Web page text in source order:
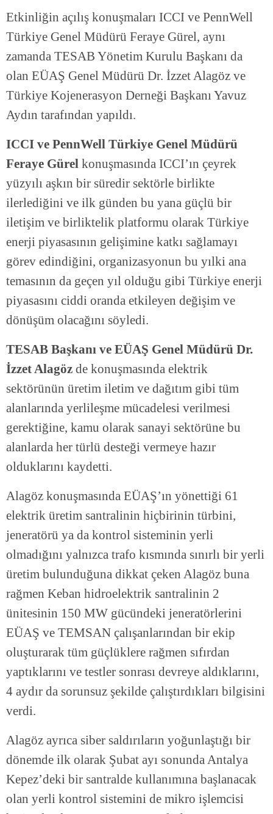
Etkinliğin açılış konuşmaları ICCI ve PennWell
Türkiye Genel Müdürü Feraye Gürel, aynı
zamanda TESAB Yönetim Kurulu Başkanı da
olan EÜAŞ Genel Müdürü Dr. İzzet Alagöz ve
Türkiye Kojenerasyon Derneği Başkanı Yavuz
Aydın tarafından yapıldı.
ICCI ve PennWell Türkiye Genel Müdürü
Feraye Gürel konuşmasında ICCI’ın çeyrek
yüzyılı aşkın bir süredir sektörle birlikte
ilerlediğini ve ilk günden bu yana güçlü bir
iletişim ve birliktelik platformu olarak Türkiye
enerji piyasasının gelişimine katkı sağlamayı
görev edindiğini, organizasyonun bu yılki ana
temasının da geçen yıl olduğu gibi Türkiye enerji
piyasasını ciddi oranda etkileyen değişim ve
dönüşüm olacağını söyledi.
TESAB Başkanı ve EÜAŞ Genel Müdürü Dr.
İzzet Alagöz de konuşmasında elektrik
sektörünün üretim iletim ve dağıtım gibi tüm
alanlarında yerlileşme mücadelesi verilmesi
gerektiğine, kamu olarak sanayi sektörüne bu
alanlarda her türlü desteği vermeye hazır
olduklarını kaydetti.
Alagöz konuşmasında EÜAŞ’ın yönettiği 61
elektrik üretim santralinin hiçbirinin türbini,
jeneratörü ya da kontrol sisteminin yerli
olmadığını yalnızca trafo kısmında sınırlı bir yerli
üretim bulunduğuna dikkat çeken Alagöz buna
rağmen Keban hidroelektrik santralinin 2
ünitesinin 150 MW gücündeki jeneratörlerini
EÜAŞ ve TEMSAN çalışanlarından bir ekip
oluşturarak tüm güçlüklere rağmen sıfırdan
yaptıklarını ve testler sonrası devreye aldıklarını,
4 aydır da sorunsuz şekilde çalıştırdıkları bilgisini
verdi.
Alagöz ayrıca siber saldırıların yoğunlaştığı bir
dönemde ilk olarak Şubat ayı sonunda Antalya
Kepez’deki bir santralde kullanımına başlanacak
olan yerli kontrol sistemini de mikro işlemcisi